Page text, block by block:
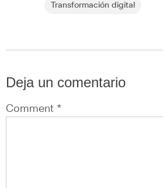
Transformación digital
Deja un comentario
Comment *